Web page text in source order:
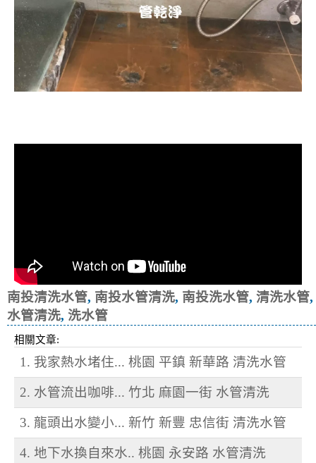
南投清洗水管, 南投水管清洗, 南投洗水管, 清洗水管,
水管清洗, 洗水管
相關文章:
1. 我家熱水堵住... 桃園 平鎮 新華路 清洗水管
2. 水管流出咖啡... 竹北 麻園一街 水管清洗
3. 龍頭出水變小... 新竹 新豐 忠信街 清洗水管
4. 地下水換自來水.. 桃園 永安路 水管清洗